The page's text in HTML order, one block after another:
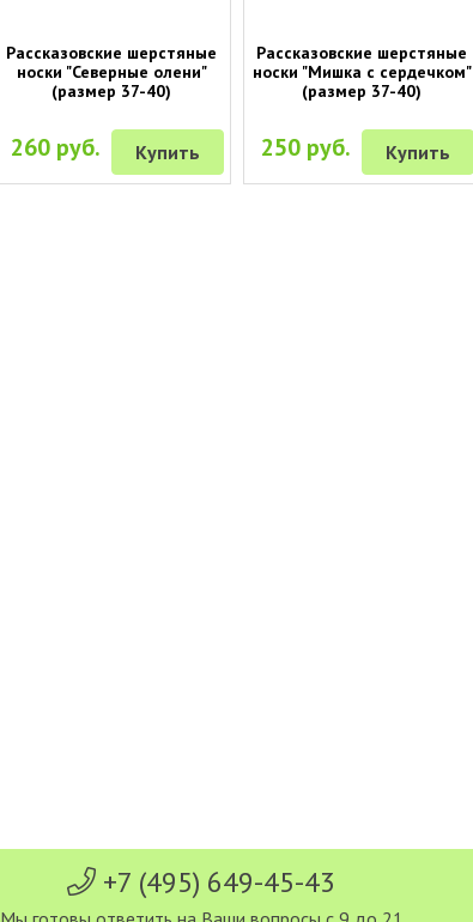
Рассказовские шерстяные
носки "Северные олени"
(размер 37-40)
260 руб. Купить
Рассказовские шерстяные
носки "Мишка с сердечком"
(размер 37-40)
250 руб. Купить
+7 (495) 649-45-43